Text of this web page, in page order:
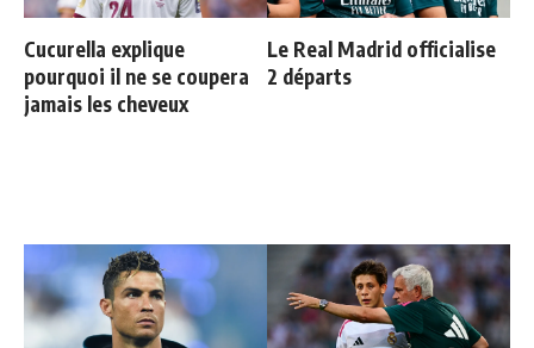
Cucurella explique
pourquoi il ne se coupera
jamais les cheveux
Le Real Madrid officialise
2 départs